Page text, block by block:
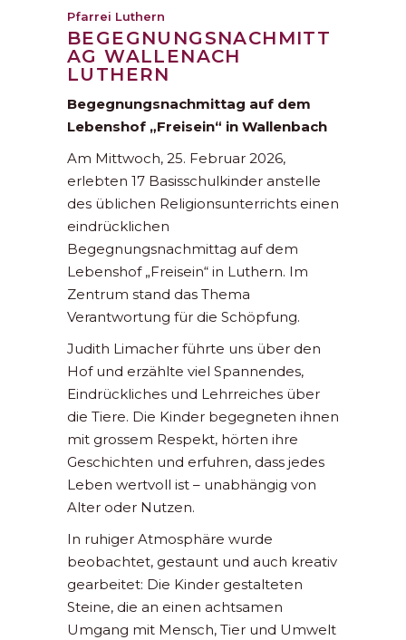
Pfarrei Luthern
BEGEGNUNGSNACHMITT
AG WALLENACH
LUTHERN
Begegnungsnachmittag auf dem
Lebenshof „Freisein“ in Wallenbach
Am Mittwoch, 25. Februar 2026,
erlebten 17 Basisschulkinder anstelle
des üblichen Religionsunterrichts einen
eindrücklichen
Begegnungsnachmittag auf dem
Lebenshof „Freisein“ in Luthern. Im
Zentrum stand das Thema
Verantwortung für die Schöpfung.
Judith Limacher führte uns über den
Hof und erzählte viel Spannendes,
Eindrückliches und Lehrreiches über
die Tiere. Die Kinder begegneten ihnen
mit grossem Respekt, hörten ihre
Geschichten und erfuhren, dass jedes
Leben wertvoll ist – unabhängig von
Alter oder Nutzen.
In ruhiger Atmosphäre wurde
beobachtet, gestaunt und auch kreativ
gearbeitet: Die Kinder gestalteten
Steine, die an einen achtsamen
Umgang mit Mensch, Tier und Umwelt